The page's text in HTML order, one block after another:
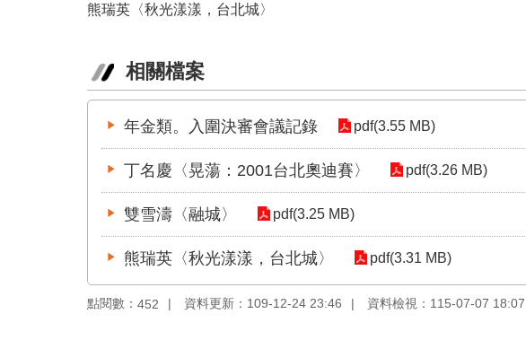
熊瑞英〈秋光漾漾，台北城〉
相關檔案
年金類。入圍決審會議記錄 pdf(3.55 MB)
丁名慶〈晃蕩：2001台北奧迪賽〉 pdf(3.26 MB)
雙雪濤〈融城〉 pdf(3.25 MB)
熊瑞英〈秋光漾漾，台北城〉 pdf(3.31 MB)
點閱數： 452 資料更新：109-12-24 23:46 資料檢視：115-07-07 18:07